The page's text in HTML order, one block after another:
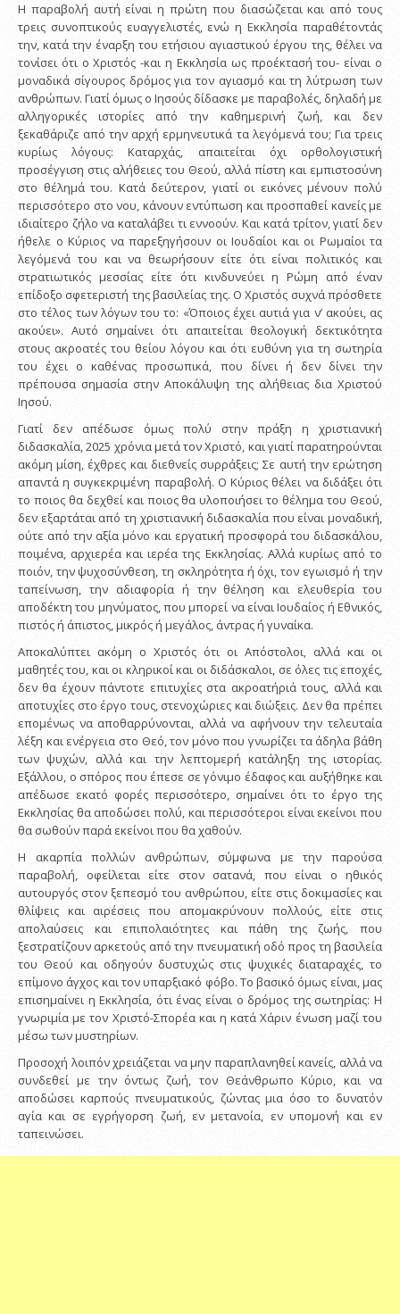
Η παραβολή αυτή είναι η πρώτη που διασώζεται και από τους
τρεις συνοπτικούς ευαγγελιστές, ενώ η Εκκλησία παραθέτοντάς
την, κατά την έναρξη του ετήσιου αγιαστικού έργου της, θέλει να
τονίσει ότι ο Χριστός -και η Εκκλησία ως προέκτασή του- είναι ο
μοναδικά σίγουρος δρόμος για τον αγιασμό και τη λύτρωση των
ανθρώπων. Γιατί όμως ο Ιησούς δίδασκε με παραβολές, δηλαδή με
αλληγορικές ιστορίες από την καθημερινή ζωή, και δεν
ξεκαθάριζε από την αρχή ερμηνευτικά τα λεγόμενά του; Για τρεις
κυρίως λόγους: Καταρχάς, απαιτείται όχι ορθολογιστική
προσέγγιση στις αλήθειες του Θεού, αλλά πίστη και εμπιστοσύνη
στο θέλημά του. Κατά δεύτερον, γιατί οι εικόνες μένουν πολύ
περισσότερο στο νου, κάνουν εντύπωση και προσπαθεί κανείς με
ιδιαίτερο ζήλο να καταλάβει τι εννοούν. Και κατά τρίτον, γιατί δεν
ήθελε ο Κύριος να παρεξηγήσουν οι Ιουδαίοι και οι Ρωμαίοι τα
λεγόμενά του και να θεωρήσουν είτε ότι είναι πολιτικός και
στρατιωτικός μεσσίας είτε ότι κινδυνεύει η Ρώμη από έναν
επίδοξο σφετεριστή της βασιλείας της. Ο Χριστός συχνά πρόσθετε
στο τέλος των λόγων του το: «Όποιος έχει αυτιά για ν’ ακούει, ας
ακούει». Αυτό σημαίνει ότι απαιτείται θεολογική δεκτικότητα
στους ακροατές του θείου λόγου και ότι ευθύνη για τη σωτηρία
του έχει ο καθένας προσωπικά, που δίνει ή δεν δίνει την
πρέπουσα σημασία στην Αποκάλυψη της αλήθειας δια Χριστού
Ιησού.
Γιατί δεν απέδωσε όμως πολύ στην πράξη η χριστιανική
διδασκαλία, 2025 χρόνια μετά τον Χριστό, και γιατί παρατηρούνται
ακόμη μίση, έχθρες και διεθνείς συρράξεις; Σε αυτή την ερώτηση
απαντά η συγκεκριμένη παραβολή. Ο Κύριος θέλει να διδάξει ότι
το ποιος θα δεχθεί και ποιος θα υλοποιήσει το θέλημα του Θεού,
δεν εξαρτάται από τη χριστιανική διδασκαλία που είναι μοναδική,
ούτε από την αξία μόνο και εργατική προσφορά του διδασκάλου,
ποιμένα, αρχιερέα και ιερέα της Εκκλησίας. Αλλά κυρίως από το
ποιόν, την ψυχοσύνθεση, τη σκληρότητα ή όχι, τον εγωισμό ή την
ταπείνωση, την αδιαφορία ή την θέληση και ελευθερία του
αποδέκτη του μηνύματος, που μπορεί να είναι Ιουδαίος ή Εθνικός,
πιστός ή άπιστος, μικρός ή μεγάλος, άντρας ή γυναίκα.
Αποκαλύπτει ακόμη ο Χριστός ότι οι Απόστολοι, αλλά και οι
μαθητές του, και οι κληρικοί και οι διδάσκαλοι, σε όλες τις εποχές,
δεν θα έχουν πάντοτε επιτυχίες στα ακροατήριά τους, αλλά και
αποτυχίες στο έργο τους, στενοχώριες και διώξεις. Δεν θα πρέπει
επομένως να αποθαρρύνονται, αλλά να αφήνουν την τελευταία
λέξη και ενέργεια στο Θεό, τον μόνο που γνωρίζει τα άδηλα βάθη
των ψυχών, αλλά και την λεπτομερή κατάληξη της ιστορίας.
Εξάλλου, ο σπόρος που έπεσε σε γόνιμο έδαφος και αυξήθηκε και
απέδωσε εκατό φορές περισσότερο, σημαίνει ότι το έργο της
Εκκλησίας θα αποδώσει πολύ, και περισσότεροι είναι εκείνοι που
θα σωθούν παρά εκείνοι που θα χαθούν.
Η ακαρπία πολλών ανθρώπων, σύμφωνα με την παρούσα
παραβολή, οφείλεται είτε στον σατανά, που είναι ο ηθικός
αυτουργός στον ξεπεσμό του ανθρώπου, είτε στις δοκιμασίες και
θλίψεις και αιρέσεις που απομακρύνουν πολλούς, είτε στις
απολαύσεις και επιπολαιότητες και πάθη της ζωής, που
ξεστρατίζουν αρκετούς από την πνευματική οδό προς τη βασιλεία
του Θεού και οδηγούν δυστυχώς στις ψυχικές διαταραχές, το
επίμονο άγχος και τον υπαρξιακό φόβο. Το βασικό όμως είναι, μας
επισημαίνει η Εκκλησία, ότι ένας είναι ο δρόμος της σωτηρίας: Η
γνωριμία με τον Χριστό-Σπορέα και η κατά Χάριν ένωση μαζί του
μέσω των μυστηρίων.
Προσοχή λοιπόν χρειάζεται να μην παραπλανηθεί κανείς, αλλά να
συνδεθεί με την όντως ζωή, τον Θεάνθρωπο Κύριο, και να
αποδώσει καρπούς πνευματικούς, ζώντας μια όσο το δυνατόν
αγία και σε εγρήγορση ζωή, εν μετανοία, εν υπομονή και εν
ταπεινώσει.